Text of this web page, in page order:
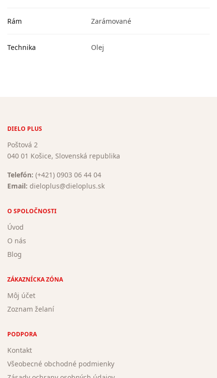
Rám Zarámované
Technika Olej
DIELO PLUS
Poštová 2
040 01 Košice, Slovenská republika
Telefón: (+421) 0903 06 44 04
Email: dieloplus@dieloplus.sk
O SPOLOČNOSTI
Úvod
O nás
Blog
ZÁKAZNÍCKA ZÓNA
Môj účet
Zoznam želaní
PODPORA
Kontakt
Všeobecné obchodné podmienky